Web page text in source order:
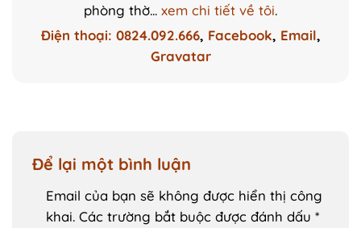
phòng thờ... xem chi tiết về tôi.
Điện thoại: 0824.092.666, Facebook, Email,
Gravatar
Để lại một bình luận
Email của bạn sẽ không được hiển thị công
khai. Các trường bắt buộc được đánh dấu *